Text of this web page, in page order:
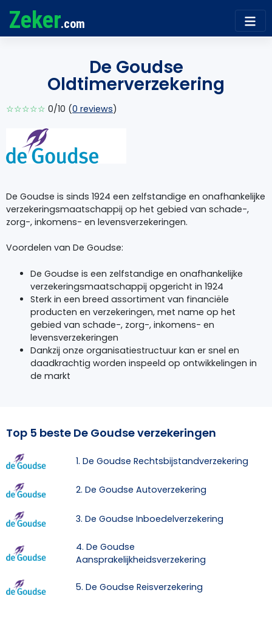
Zeker.com
De Goudse
Oldtimerverzekering
☆☆☆☆☆ 0/10 (0 reviews)
De Goudse is sinds 1924 een zelfstandige en onafhankelijke
verzekeringsmaatschappij op het gebied van schade-,
zorg-, inkomens- en levensverzekeringen.
Voordelen van De Goudse:
De Goudse is een zelfstandige en onafhankelijke
verzekeringsmaatschappij opgericht in 1924
Sterk in een breed assortiment van financiële
producten en verzekeringen, met name op het
gebied van schade-, zorg-, inkomens- en
levensverzekeringen
Dankzij onze organisatiestructuur kan er snel en
daadkrachtig worden inspeeld op ontwikkelingen in
de markt
Top 5 beste De Goudse verzekeringen
1. De Goudse Rechtsbijstandverzekering
2. De Goudse Autoverzekering
3. De Goudse Inboedelverzekering
4. De Goudse
Aansprakelijkheidsverzekering
5. De Goudse Reisverzekering